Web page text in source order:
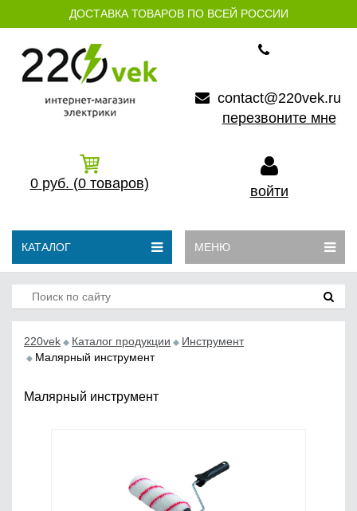
ДОСТАВКА ТОВАРОВ ПО ВСЕЙ РОССИИ
contact@220vek.ru
перезвоните мне
0 руб. (0 товаров) войти
КАТАЛОГ МЕНЮ
220vek Каталог продукции
Инструмент
Малярный инструмент
Малярный инструмент